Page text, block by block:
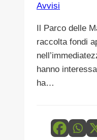
Avvisi
Il Parco delle
raccolta fondi
hanno
ha…